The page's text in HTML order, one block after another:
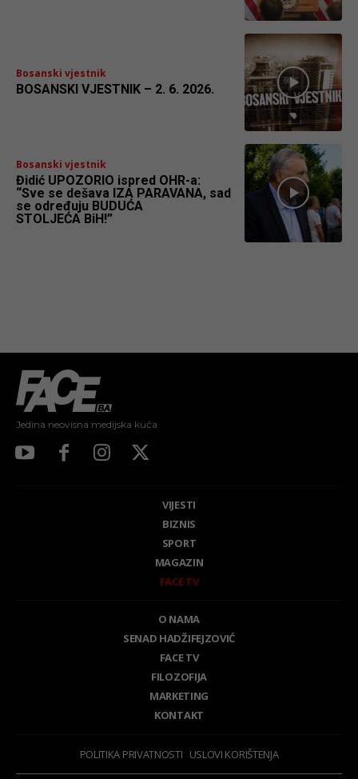
Bosanski vjestnik
BOSANSKI VJESTNIK – 2. 6. 2026.
Bosanski vjestnik
Đidić UPOZORIO ispred OHR-a:
“Sve se dešava IZA PARAVANA, sad
se određuju BUDUĆA
STOLJEĆA BiH!”
Jedina neovisna medijska kuća
VIJESTI
BIZNIS
SPORT
MAGAZIN
FACE TV
O NAMA
SENAD HADŽIFEJZOVIĆ
FACE TV
FILOZOFIJA
MARKETING
KONTAKT
POLITIKA PRIVATNOSTI USLOVI KORIŠTENJA